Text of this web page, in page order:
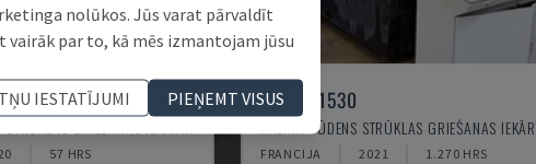
GRIEŠANAS IEKĀRTA
57 HRS
MD JET 1530
PHENIX - ŪDENS STRŪKLAS GRIEŠANAS
FRANCIJA 2021 1.270 HRS
nolūkos. Jūs varat pārvaldīt
vairāk par to, kā mēs izmantojam jūsu
IESTATĪJUMI
PIEŅEMT VISUS